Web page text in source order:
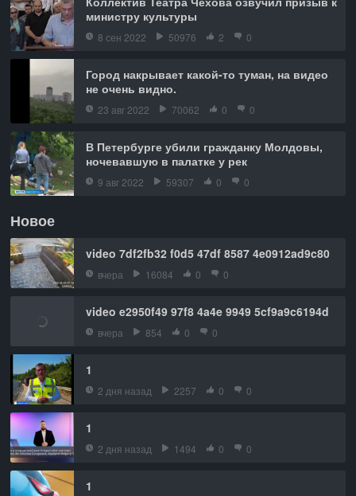
министру культуры
8 сен 2022 50976 2 0
Город накрывает какой-то туман, на видео
не очень видно.
23 авг 2022 70062 0 0
В Петербурге убили гражданку Молдовы,
ночевавшую в палатке у рек
9 авг 2022 59307 0 0
Новое
video 7df2fb32 f0d5 47df 8587 4e0912ad9c80
вчера 16084 0 0
video e2950f49 97f8 4a4e 9949 5cf9a9c6194d
вчера 854 0 0
1
2 дня назад 2257 0 0
1
2 дня назад 1494 0 0
1